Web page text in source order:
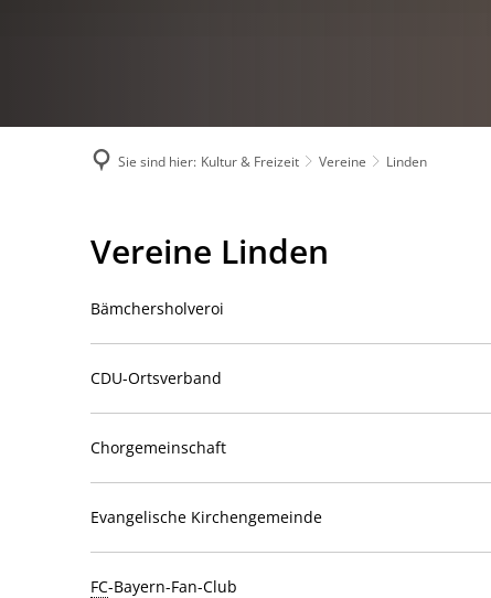
Sie sind hier: Kultur & Freizeit Vereine Linden
LindenVereine Linden
Bämchersholveroi
CDU-Ortsverband
Chorgemeinschaft
Evangelische Kirchengemeinde
FC-Bayern-Fan-Club